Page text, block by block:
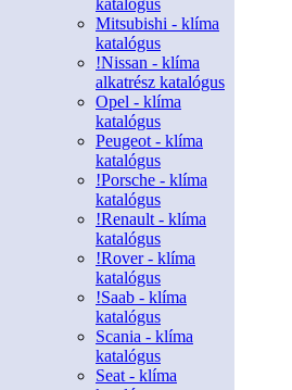
katalógus
Mitsubishi - klíma
katalógus
!Nissan - klíma
alkatrész katalógus
Opel - klíma
katalógus
Peugeot - klíma
katalógus
!Porsche - klíma
katalógus
!Renault - klíma
katalógus
!Rover - klíma
katalógus
!Saab - klíma
katalógus
Scania - klíma
katalógus
Seat - klíma